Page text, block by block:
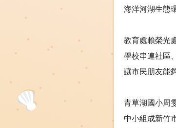
海洋河湖生態
教育處賴榮光
學校串連社區
讓市民朋友能
青草湖國小周
中小組成新竹